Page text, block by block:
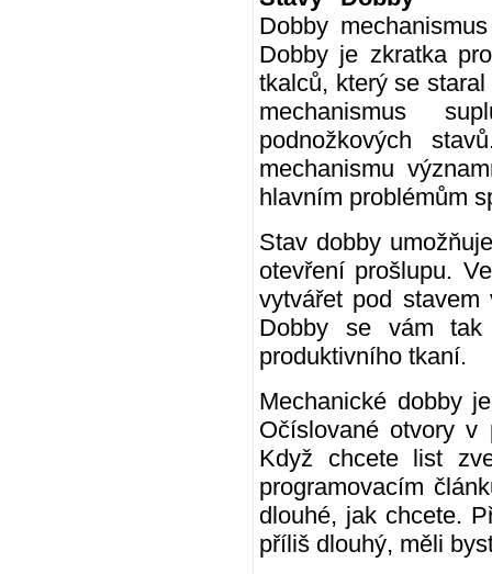
Dobby
Dobby je zkratka
tkalců, který se
mechanismus
podnožkových
mechanismu
hlavním problémům
Stav dobby
otevření prošlupu.
vytvářet pod
Dobby se vám
produktivního tkaní.
Mechanické dobby
Očíslované otvory v
Když chcete list
programovacím
dlouhé, jak chcete.
příliš dlouhý, měli